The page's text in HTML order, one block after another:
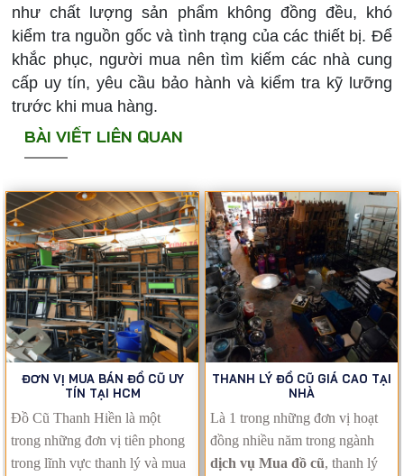
như chất lượng sản phẩm không đồng đều, khó
kiểm tra nguồn gốc và tình trạng của các thiết bị. Để
khắc phục, người mua nên tìm kiếm các nhà cung
cấp uy tín, yêu cầu bảo hành và kiểm tra kỹ lưỡng
trước khi mua hàng.
BÀI VIẾT LIÊN QUAN
ĐƠN VỊ MUA BÁN ĐỒ CŨ UY
TÍN TẠI HCM
Đồ Cũ Thanh Hiền là một
trong những đơn vị tiên phong
trong lĩnh vực thanh lý và mua
THANH LÝ ĐỒ CŨ GIÁ CAO TẠI
NHÀ
Là 1 trong những đơn vị hoạt
đồng nhiều năm trong ngành
dịch vụ Mua đồ cũ, thanh lý